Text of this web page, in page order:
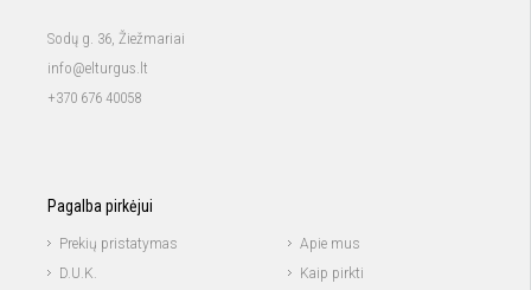
Sodų g. 36, Žiežmariai
info@elturgus.lt
+370 676 40058
Pagalba pirkėjui
Prekių pristatymas
Apie mus
D.U.K.
Kaip pirkti